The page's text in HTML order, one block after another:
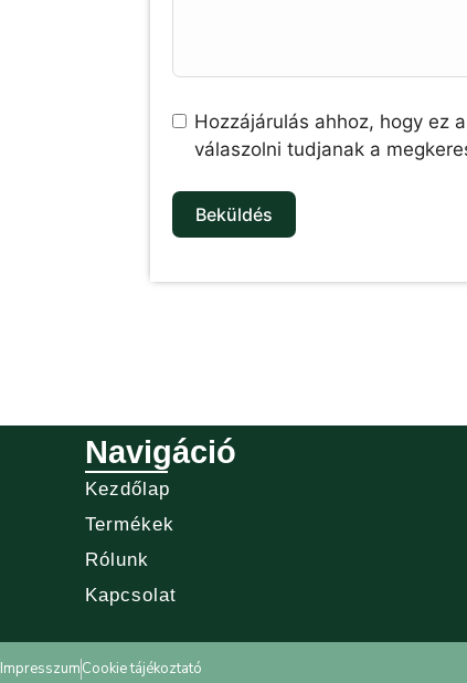
Hozzájárulás ahhoz, hogy ez
válaszolni tudjanak a
Beküldés
Navigáció
Kezdőlap
Termékek
Rólunk
Kapcsolat
ImpresszumCookie tájékoztató